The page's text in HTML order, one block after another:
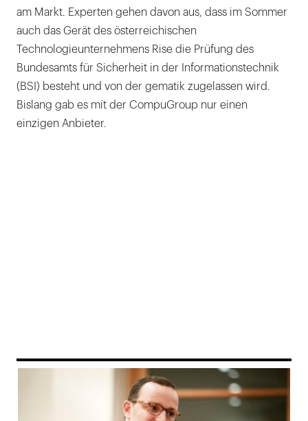
am Markt. Experten gehen davon aus, dass im Sommer
auch das Gerät des österreichischen
Technologieunternehmens Rise die Prüfung des
Bundesamts für Sicherheit in der Informationstechnik
(BSI) besteht und von der gematik zugelassen wird.
Bislang gab es mit der CompuGroup nur einen
einzigen Anbieter.